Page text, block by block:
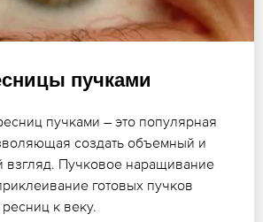
пучками
пучками – это популярная
создать объемный и
взгляд. Пучковое наращивание
готовых пучков
к веку.